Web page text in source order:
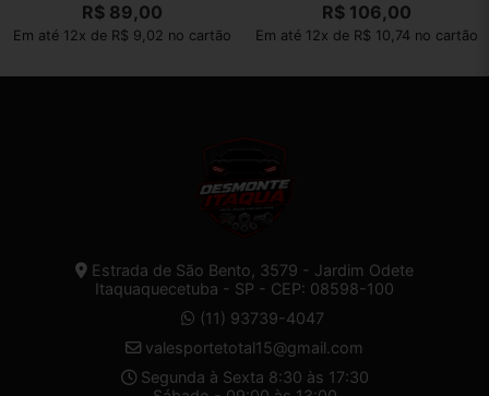
R$ 89,00
Em até 12x de R$ 9,02 no cartão
R$ 106,00
Em até 12x de R$ 10,74 no cartão
Estrada de São Bento, 3579 - Jardim Odete
Itaquaquecetuba - SP - CEP: 08598-100
(11) 93739-4047
valesportetotal15@gmail.com
Segunda à Sexta 8:30 às 17:30